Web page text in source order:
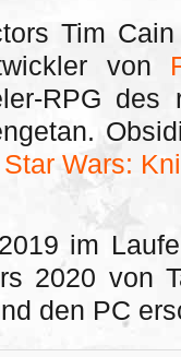
Tim
von
RPG des
Star Wars:
im
2020 von
den PC